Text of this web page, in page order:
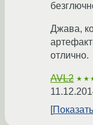
Джава,
отлично.
AVL2